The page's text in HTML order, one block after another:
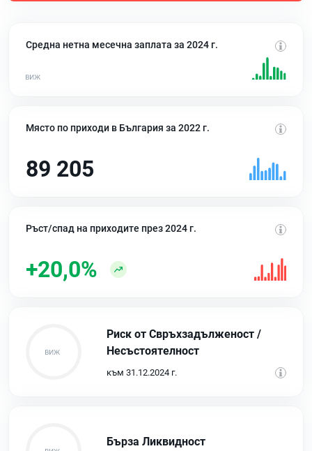
Средна нетна месечна заплата за 2024 г.
Място по приходи в България за 2022 г.
89 205
Ръст/спад на приходите през 2024 г.
+20,0%
Риск от Свръхзадълженост /
Несъстоятелност
към 31.12.2024 г.
Бърза Ликвидност